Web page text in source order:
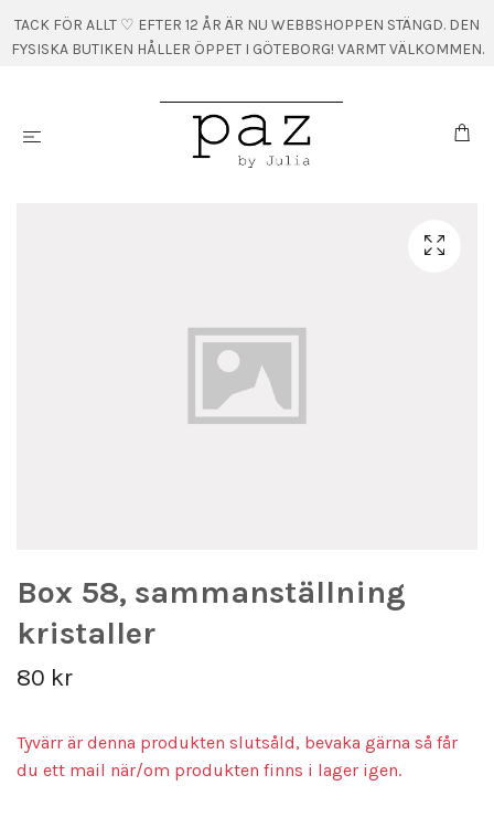
TACK FÖR ALLT ♡ EFTER 12 ÅR ÄR NU WEBBSHOPPEN STÄNGD. DEN
FYSISKA BUTIKEN HÅLLER ÖPPET I GÖTEBORG! VARMT VÄLKOMMEN.
Box 58, sammanställning
kristaller
80 kr
Tyvärr är denna produkten slutsåld, bevaka gärna så får
du ett mail när/om produkten finns i lager igen.